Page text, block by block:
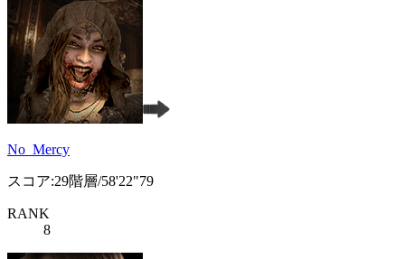
No_Mercy
スコア:29階層/58'22"79
RANK
8